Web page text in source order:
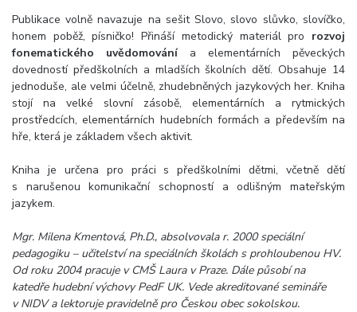
Publikace volně navazuje na sešit Slovo, slovo slůvko, slovíčko,
honem poběž, písničko! Přináší metodický materiál pro rozvoj
fonematického uvědomování a elementárních pěveckých
dovedností předškolních a mladších školních dětí. Obsahuje 14
jednoduše, ale velmi účelně, zhudebněných jazykových her. Kniha
stojí na velké slovní zásobě, elementárních a rytmických
prostředcích, elementárních hudebních formách a především na
hře, která je základem všech aktivit.
Kniha je určena pro práci s předškolními dětmi, včetně dětí
s narušenou komunikační schopností a odlišným mateřským
jazykem.
Mgr. Milena Kmentová, Ph.D., absolvovala r. 2000 speciální
pedagogiku – učitelství na speciálních školách s prohloubenou HV.
Od roku 2004 pracuje v CMŠ Laura v Praze. Dále působí na
katedře hudební výchovy PedF UK. Vede akreditované semináře
v NIDV a lektoruje pravidelně pro Českou obec sokolskou.